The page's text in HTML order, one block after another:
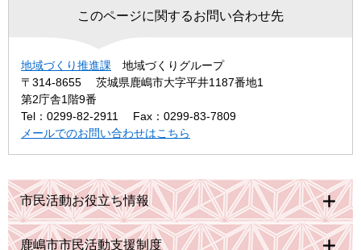
このページに関するお問い合わせ先
地域づくり推進課
地域づくりグループ
〒314-8655
茨城県鹿嶋市大字平井1187番地1
第2庁舎1階9番
Tel：0299-82-2911
Fax：0299-83-7809
メールでのお問い合わせはこちら
市民活動お役立ち情報
鹿嶋市市民活動支援制度